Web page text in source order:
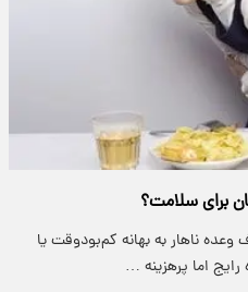
برای سلامت؟
ناهار به بهانه کم‌بودوقت یا
اما پرهزینه …